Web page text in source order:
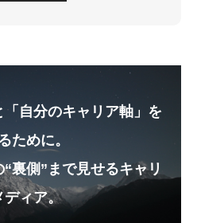
「自分のキャリア軸」を
ために。
裏側”まで見せるキャリ
ディア。